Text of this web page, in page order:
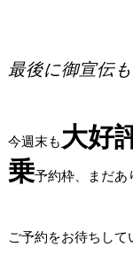
最後に御宣伝
今週末も 大好
乗予約枠、まだあ
ご予約をお待ちして